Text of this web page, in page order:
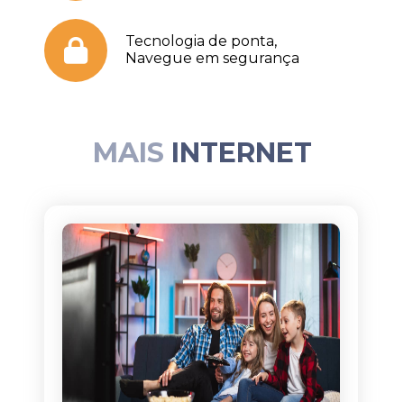
Tecnologia de ponta,
Navegue em segurança
MAIS INTERNET